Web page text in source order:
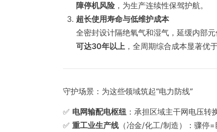
障停机风险，为生产连续性保驾护航。
超长使用寿命与低维护成本
全密封设计隔绝氧气和湿气，延缓内部
可达30年以上 ，全周期综合成本显著优
守护场景：为这些领域筑起“电力防线”
✅ 电网输配电枢纽 ：承担区域主干网电压
✅ 重工业生产线 （冶金/化工/制造）：骤停